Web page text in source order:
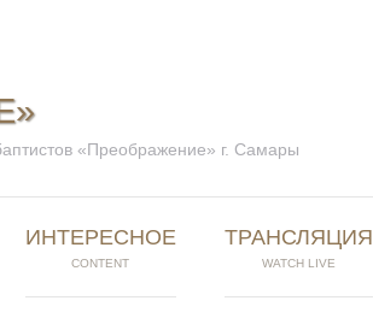
«Преображение» г. Самары
ИНТЕРЕСНОЕ
CONTENT
ТРАНСЛЯЦИЯ
WATCH LIVE